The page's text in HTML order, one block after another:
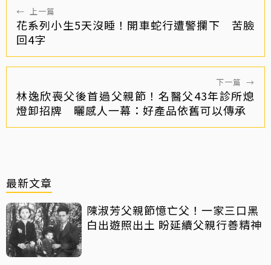
← 上一篇
花系列小生5天沒睡！開車蛇行遭警攔下 苦臉
回4字
下一篇 →
林逸欣喪父後首過父親節！名醫父43年診所熄
燈卸招牌 曬感人一幕：好產品依舊可以傳承
最新文章
陳淑芳父親節憶亡父！一家三口黑
白出遊照出土 盼延續父親行善精神